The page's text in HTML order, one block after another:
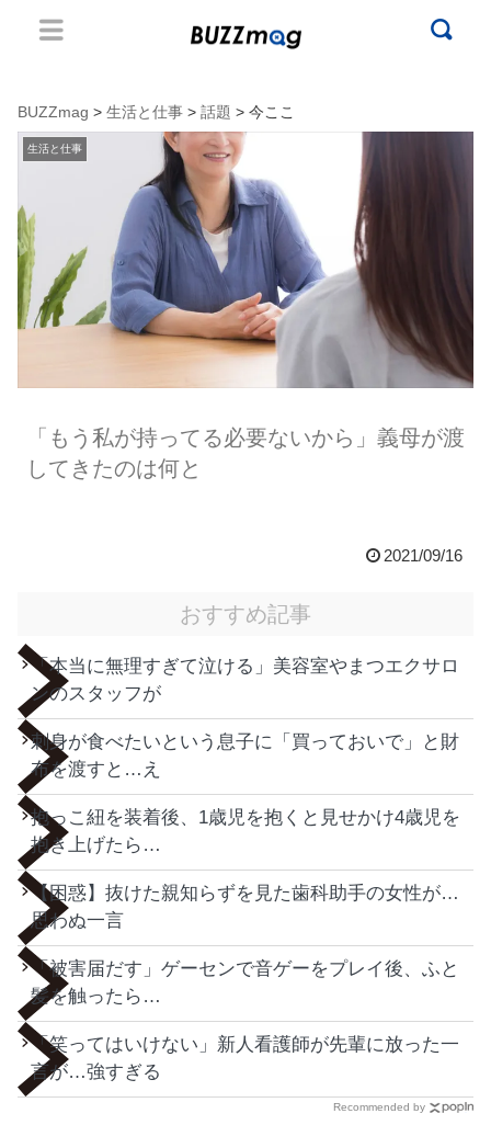
BUZZmag > 生活と仕事 > 話題 > 今ここ
生活と仕事
「もう私が持ってる必要ないから」義母が渡
してきたのは何と
2021/09/16
おすすめ記事
「本当に無理すぎて泣ける」美容室やまつエクサロ
ンのスタッフが
刺身が食べたいという息子に「買っておいで」と財
布を渡すと…え
抱っこ紐を装着後、1歳児を抱くと見せかけ4歳児を
抱き上げたら…
【困惑】抜けた親知らずを見た歯科助手の女性が…
思わぬ一言
「被害届だす」ゲーセンで音ゲーをプレイ後、ふと
髪を触ったら…
「笑ってはいけない」新人看護師が先輩に放った一
言が…強すぎる
Recommended by